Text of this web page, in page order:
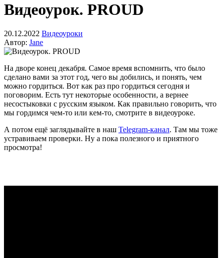
Видеоурок. PROUD
20.12.2022 Видеоуроки
Автор: Jane
На дворе конец декабря. Самое время вспомнить, что было
сделано вами за этот год, чего вы добились, и понять, чем
можно гордиться. Вот как раз про гордиться сегодня и
поговорим. Есть тут некоторые особенности, а вернее
несостыковки с русским языком. Как правильно говорить, что
мы гордимся чем-то или кем-то, смотрите в видеоуроке.
А потом ещё заглядывайте в наш Telegram-канал. Там мы тоже
устравиваем проверки. Ну а пока полезного и приятного
просмотра!